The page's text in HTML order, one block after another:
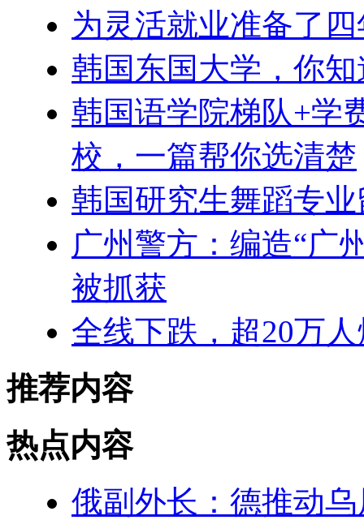
为灵活就业准备了
韩国东国大学，你
韩国语学院梯队+学
校，一篇帮你选清楚
韩国研究生舞蹈专
广州警方：编造“广
被抓获
全线下跌，超20万
推荐内容
热点内容
俄副外长：德推动